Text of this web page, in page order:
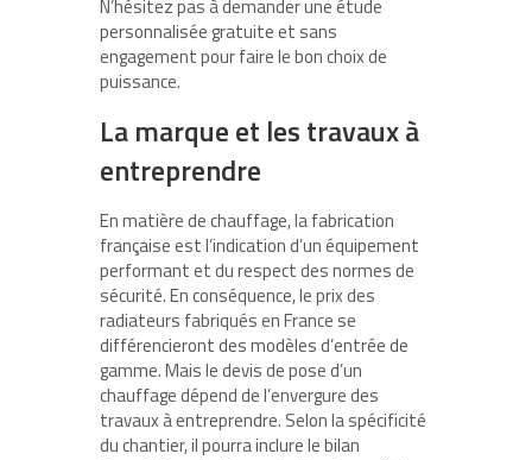
N’hésitez pas à demander une étude
personnalisée gratuite et sans
engagement pour faire le bon choix de
puissance.
La marque et les travaux à
entreprendre
En matière de chauffage, la fabrication
française est l’indication d’un équipement
performant et du respect des normes de
sécurité. En conséquence, le prix des
radiateurs fabriqués en France se
différencieront des modèles d’entrée de
gamme. Mais le devis de pose d’un
chauffage dépend de l’envergure des
travaux à entreprendre. Selon la spécificité
du chantier, il pourra inclure le bilan